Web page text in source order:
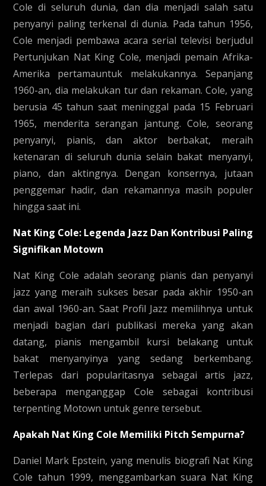
Cole di seluruh dunia, dan dia menjadi salah satu
penyanyi paling terkenal di dunia. Pada tahun 1956,
Cole menjadi pembawa acara serial televisi berjudul
Pertunjukan Nat King Cole, menjadi pemain Afrika-
Amerika pertamauntuk melakukannya. Sepanjang
1960-an, dia melakukan tur dan rekaman. Cole, yang
berusia 45 tahun saat meninggal pada 15 Februari
1965, menderita serangan jantung. Cole, seorang
penyanyi, pianis, dan aktor berbakat, meraih
ketenaran di seluruh dunia selain bakat menyanyi,
piano, dan aktingnya. Dengan konsernya, jutaan
penggemar hadir, dan rekamannya masih populer
hingga saat ini.
Nat King Cole: Legenda Jazz Dan Kontribusi Paling
Signifikan Motown
Nat King Cole adalah seorang pianis dan penyanyi
jazz yang meraih sukses besar pada akhir 1950-an
dan awal 1960-an. Saat Profil Jazz memilihnya untuk
menjadi bagian dari publikasi mereka yang akan
datang, pianis mengambil kursi belakang untuk
bakat menyanyinya yang sedang berkembang.
Terlepas dari popularitasnya sebagai artis jazz,
beberapa menganggap Cole sebagai kontribusi
terpenting Motown untuk genre tersebut.
Apakah Nat King Cole Memiliki Pitch Sempurna?
Daniel Mark Epstein, yang menulis biografi Nat King
Cole tahun 1999, menggambarkan suara Nat King